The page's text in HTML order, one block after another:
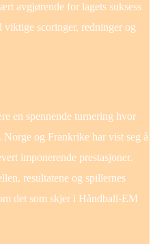
avgjørende for lagets suksess
viktige scoringer, redninger og
en spennende turnering hvor
og Frankrike har vist seg å
imponerende prestasjoner.
resultatene og spillernes
det som skjer i Håndball-EM